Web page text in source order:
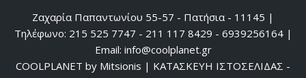
Ζαχαρία Παπαντωνίου 55-57 - Πατήσια - 11145 |
Τηλέφωνο: 215 525 7747 - 211 117 8429 - 6939256164 |
Email: info@coolplanet.gr
COOLPLANET by Mitsionis | ΚΑΤΑΣΚΕΥΗ ΙΣΤΟΣΕΛΙΔΑΣ -